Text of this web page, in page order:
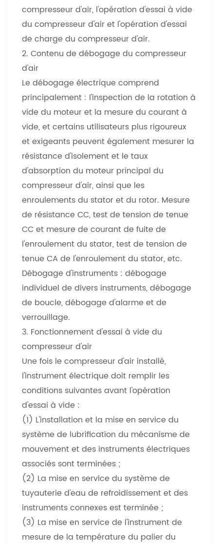
compresseur d'air, l'opération d'essai à vide
du compresseur d'air et l'opération d'essai
de charge du compresseur d'air.
2. Contenu de débogage du compresseur
d'air
Le débogage électrique comprend
principalement : l'inspection de la rotation à
vide du moteur et la mesure du courant à
vide, et certains utilisateurs plus rigoureux
et exigeants peuvent également mesurer la
résistance d'isolement et le taux
d'absorption du moteur principal du
compresseur d'air, ainsi que les
enroulements du stator et du rotor. Mesure
de résistance CC, test de tension de tenue
CC et mesure de courant de fuite de
l'enroulement du stator, test de tension de
tenue CA de l'enroulement du stator, etc.
Débogage d'instruments : débogage
individuel de divers instruments, débogage
de boucle, débogage d'alarme et de
verrouillage.
3. Fonctionnement d'essai à vide du
compresseur d'air
Une fois le compresseur d'air installé,
l'instrument électrique doit remplir les
conditions suivantes avant l'opération
d'essai à vide :
(1) L'installation et la mise en service du
système de lubrification du mécanisme de
mouvement et des instruments électriques
associés sont terminées ;
(2) La mise en service du système de
tuyauterie d'eau de refroidissement et des
instruments connexes est terminée ;
(3) La mise en service de l'instrument de
mesure de la température du palier du